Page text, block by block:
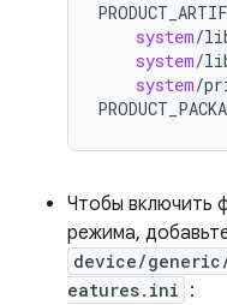
system/
system/
system/
Чтобы включить
режима,
device/
eatures.ini :